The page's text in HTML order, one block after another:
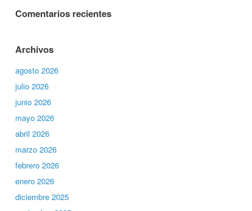
Comentarios recientes
Archivos
agosto 2026
julio 2026
junio 2026
mayo 2026
abril 2026
marzo 2026
febrero 2026
enero 2026
diciembre 2025